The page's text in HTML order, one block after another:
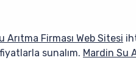
Arıtma Firması Web Sitesi
sunalım. Mardin Su